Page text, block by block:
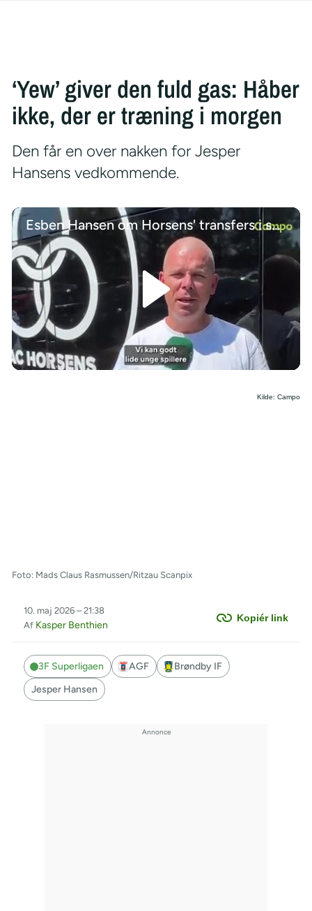
‘Yew’ giver den fuld gas: Håber
ikke, der er træning i morgen
Den får en over nakken for Jesper
Hansens vedkommende.
Esben Hansen om Horsens' transfers i sommeren 2026
/
Kilde: Campo
Foto: Mads Claus Rasmussen/Ritzau Scanpix
Kopiér link
10. maj 2026 – 21:38
Af Kasper Benthien
3F Superligaen AGF
Brøndby IF
Jesper Hansen